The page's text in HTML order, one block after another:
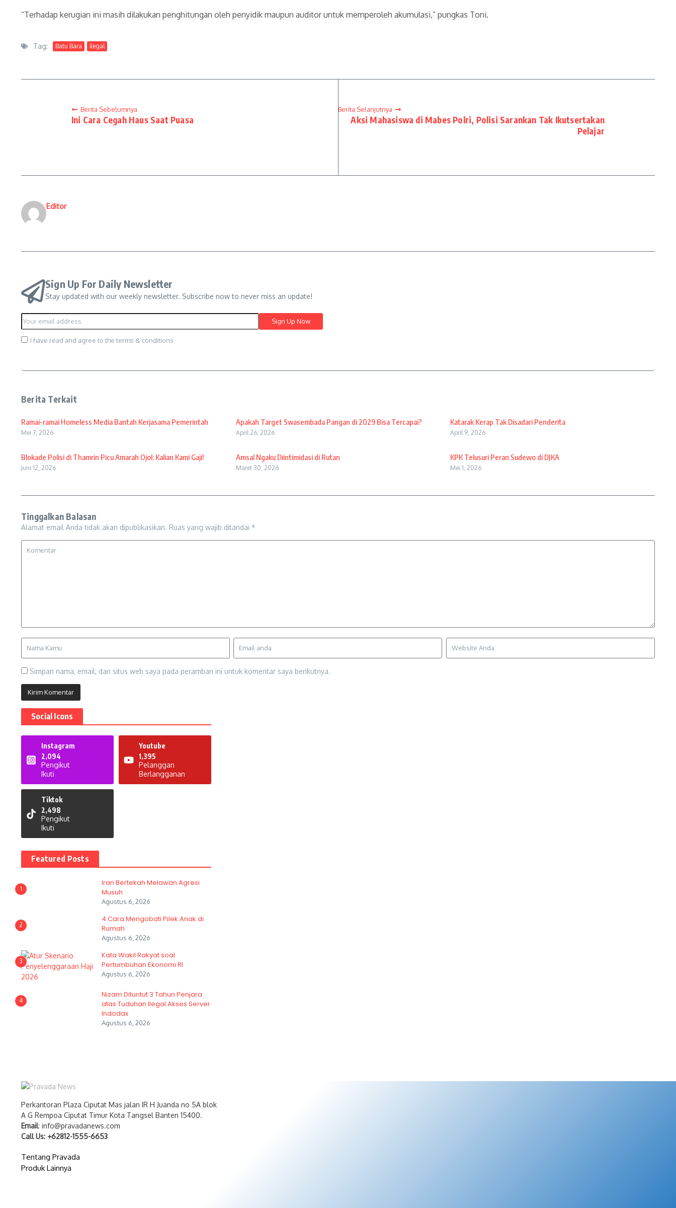
“Terhadap kerugian ini masih dilakukan penghitungan oleh penyidik maupun auditor untuk memperoleh akumulasi,” pungkas Toni.
Tag: Batu Bara Ilegal
Berita Sebelumnya
Ini Cara Cegah Haus Saat Puasa
Berita Selanjutnya
Aksi Mahasiswa di Mabes Polri, Polisi Sarankan Tak Ikutsertakan
Pelajar
Editor
Sign Up For Daily Newsletter
Stay updated with our weekly newsletter. Subscribe now to never miss an update!
I have read and agree to the terms & conditions
Berita Terkait
Ramai-ramai Homeless Media Bantah Kerjasama Pemerintah
Mei 7, 2026
Apakah Target Swasembada Pangan di 2029 Bisa Tercapai?
April 26, 2026
Katarak Kerap Tak Disadari Penderita
April 9, 2026
Blokade Polisi di Thamrin Picu Amarah Ojol: Kalian Kami Gaji!
Juni 12, 2026
Amsal Ngaku Diintimidasi di Rutan
Maret 30, 2026
KPK Telusuri Peran Sudewo di DJKA
Mei 1, 2026
Tinggalkan Balasan
Alamat email Anda tidak akan dipublikasikan. Ruas yang wajib ditandai *
Simpan nama, email, dan situs web saya pada peramban ini untuk komentar saya berikutnya.
Social Icons
Instagram
2,094
Pengikut
Ikuti
Youtube
1,395
Pelanggan
Berlangganan
Tiktok
2,498
Pengikut
Ikuti
Featured Posts
1
Iran Bertekah Melawan Agresi
Musuh
Agustus 6, 2026
2
4 Cara Mengobati Pilek Anak di
Rumah
Agustus 6, 2026
3
Kata Wakil Rakyat soal
Pertumbuhan Ekonomi RI
Agustus 6, 2026
4
Nizam Dituntut 3 Tahun Penjara
atas Tuduhan Ilegal Akses Server
Indodax
Agustus 6, 2026
Perkantoran Plaza Ciputat Mas jalan IR H Juanda no 5A blok
A G Rempoa Ciputat Timur Kota Tangsel Banten 15400.
Email: info@pravadanews.com
Call Us: +62812-1555-6653
Tentang Pravada
Produk Lainnya